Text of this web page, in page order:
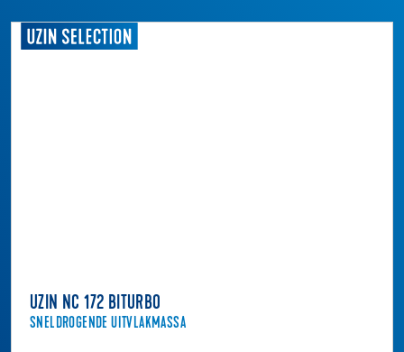
UZIN NC 172 BITURBO
SNELDROGENDE UITVLAKMASSA